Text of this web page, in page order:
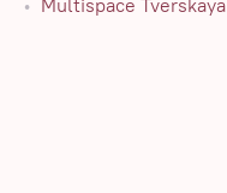
Multispace Tverskaya